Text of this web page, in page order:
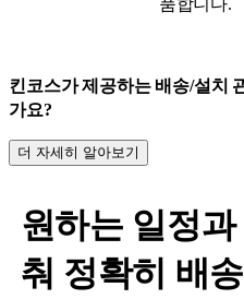
킨코스가 제공하는 배송/설치
가요?
더 자세히 알아보기
원하는 일정
춰 정확히 배